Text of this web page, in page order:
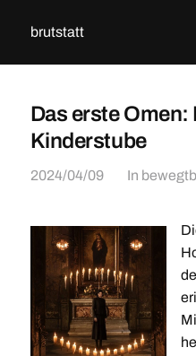
brutstatt
Das erste Omen:
Kinderstube
2024/04/09 In